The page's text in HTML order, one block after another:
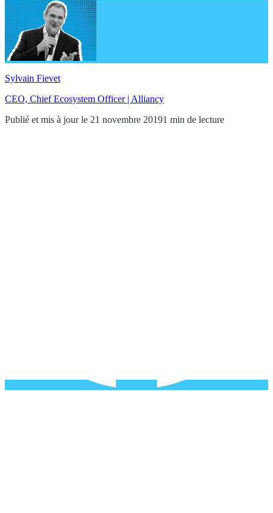
Sylvain Fievet
CEO, Chief Ecosystem Officer | Alliancy
Publié et mis à jour le 21 novembre 20191 min de lecture